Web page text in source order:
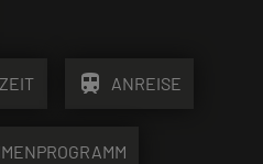
train ANREISE